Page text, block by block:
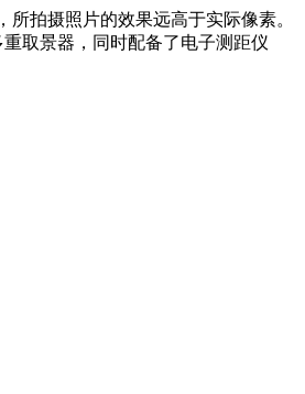
拍摄照片的效果远高于实际像素。
取景器，同时配备了电子测距仪